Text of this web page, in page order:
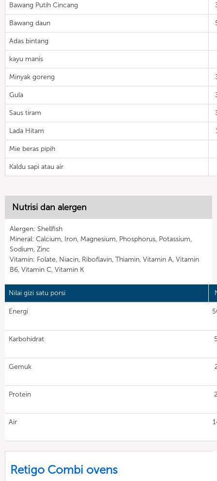
Bawang Putih Cincang
Bawang daun
Adas bintang
kayu manis
Minyak goreng
Gula
Saus tiram
Lada Hitam
Mie beras pipih
Kaldu sapi atau air
Nutrisi dan alergen
Alergen: Shellfish
Mineral: Calcium, Iron, Magnesium, Phosphorus, Potassium,
Sodium, Zinc
Vitamin: Folate, Niacin, Riboflavin, Thiamin, Vitamin A, Vitamin
B6, Vitamin C, Vitamin K
Nilai gizi satu porsi
Energi
Karbohidrat
Gemuk
Protein
Air
Retigo Combi ovens